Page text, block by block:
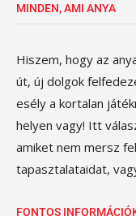
MINDEN, AMI ANYA
Hiszem, hogy az
út, új dolgok
esély a kortalan
helyen vagy! Itt
amiket nem mersz
tapasztalataidat,
FONTOS